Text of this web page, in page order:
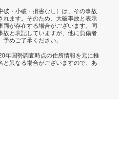
破・小破・損害なし）は、その事故
れます。そのため、大破事故と表示
両が存在する場合がございます。同
故と表記していますが、他に負傷者
めご了承ください。
年国勢調査時点の住所情報を元に推
と異なる場合がございますので、あ